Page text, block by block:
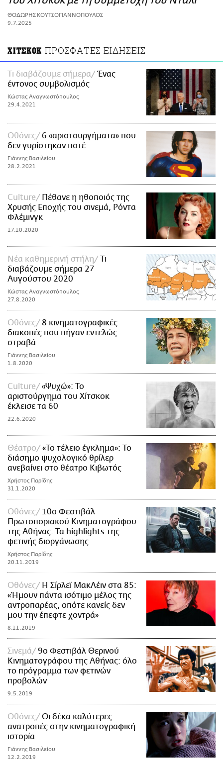
ΑΜΠΑ
PRINT
ΘΟΔΩΡΗΣ ΚΟΥΤΣΟΓΙΑΝΝΟΠΟΥΛΟΣ
9.7.2025
ΧΙΤΣΚΟΚ ΠΡΟΣΦΑΤΕΣ ΕΙΔΗΣΕΙΣ
Τι διαβάζουμε σήμερα
Ένας
έντονος συμβολισμός
Κώστας Αναγνωστόπουλος
29.4.2021
Οθόνες
6 «αριστουργήματα» που
δεν γυρίστηκαν ποτέ
Γιάννης Βασιλείου
28.2.2021
Culture
Πέθανε η ηθοποιός της
Χρυσής Εποχής του σινεμά, Ρόντα
Φλέμινγκ
17.10.2020
Νέα καθημερινή στήλη
Τι
διαβάζουμε σήμερα 27
Αυγούστου 2020
Κώστας Αναγνωστόπουλος
27.8.2020
Οθόνες
8 κινηματογραφικές
διακοπές που πήγαν εντελώς
στραβά
Γιάννης Βασιλείου
1.8.2020
Culture
«Ψυχώ»: Το
αριστούργημα του Χίτσκοκ
έκλεισε τα 60
22.6.2020
Θέατρο
«Το τέλειο έγκλημα»: Το
διάσημο ψυχολογικό θρίλερ
ανεβαίνει στο θέατρο Κιβωτός
Χρήστος Παρίδης
31.1.2020
Οθόνες
10ο Φεστιβάλ
Πρωτοποριακού Κινηματογράφου
της Αθήνας: Τα highlights της
φετινής διοργάνωσης
Χρήστος Παρίδης
20.11.2019
Οθόνες
Η Σίρλεϊ ΜακΛέιν στα 85:
«Ήμουν πάντα ισότιμο μέλος της
αντροπαρέας, οπότε κανείς δεν
μου την έπεφτε χοντρά»
8.11.2019
Σινεμά
9ο Φεστιβάλ Θερινού
Κινηματογράφου της Αθήνας: όλο
το πρόγραμμα των φετινών
προβολών
9.5.2019
Οθόνες
Οι δέκα καλύτερες
ανατροπές στην κινηματογραφική
ιστορία
Γιάννης Βασιλείου
12.2.2019